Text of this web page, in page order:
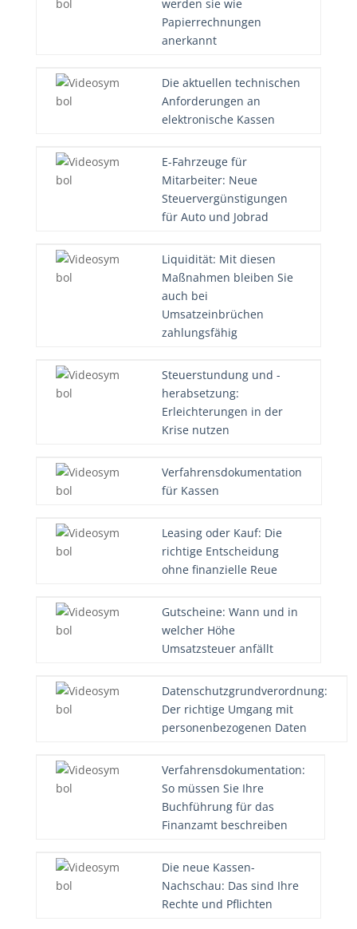
werden sie wie
Papierrechnungen
anerkannt
Die aktuellen technischen
Anforderungen an
elektronische Kassen
E-Fahrzeuge für
Mitarbeiter: Neue
Steuervergünstigungen
für Auto und Jobrad
Liquidität: Mit diesen
Maßnahmen bleiben Sie
auch bei
Umsatzeinbrüchen
zahlungsfähig
Steuerstundung und -
herabsetzung:
Erleichterungen in der
Krise nutzen
Verfahrensdokumentation
für Kassen
Leasing oder Kauf: Die
richtige Entscheidung
ohne finanzielle Reue
Gutscheine: Wann und in
welcher Höhe
Umsatzsteuer anfällt
Datenschutzgrundverordnung:
Der richtige Umgang mit
personenbezogenen Daten
Verfahrensdokumentation:
So müssen Sie Ihre
Buchführung für das
Finanzamt beschreiben
Die neue Kassen-
Nachschau: Das sind Ihre
Rechte und Pflichten